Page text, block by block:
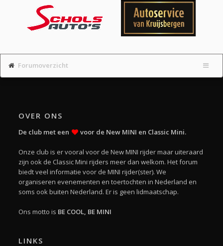
Forumoverzicht
OVER ONS
De club met een voor de New MINI en Classic Mini.
Onze club is er vooral voor de New MINI rijder maar uiteraard
zijn ook de Classic Mini rijders meer dan welkom. Het forum
biedt veel informatie voor de MINI rijder(ster). We
organiseren evenementen en toertochten in Nederland en
soms ook buiten Nederland. Er is geen lidmaatschap.
Ons motto is BE COOL, BE MINI
LINKS